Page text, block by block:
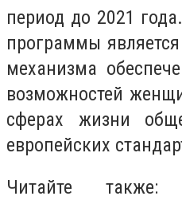
период до 2021
программы
механизма
возможностей
сферах жизни
европейских
Читайте также: